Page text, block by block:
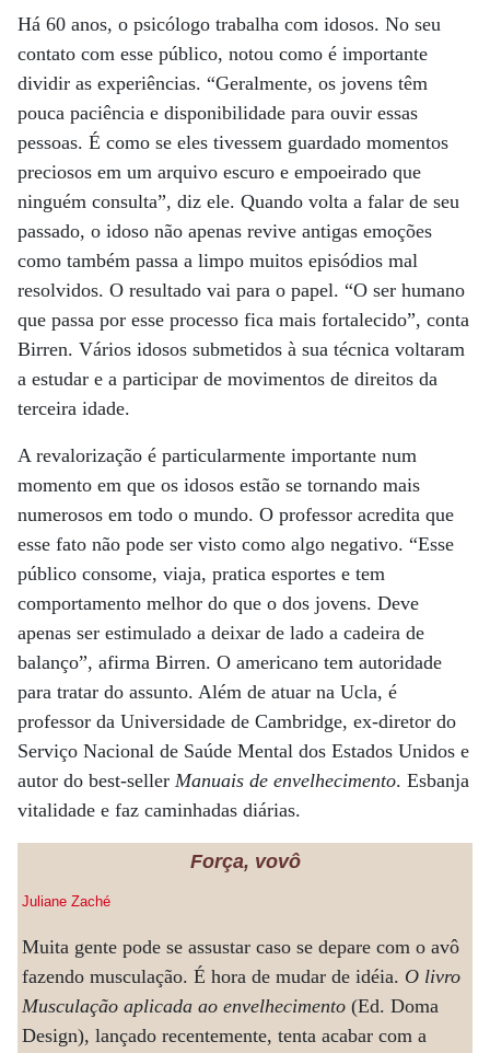
Há 60 anos, o psicólogo trabalha com idosos. No seu
contato com esse público, notou como é importante
dividir as experiências. “Geralmente, os jovens têm
pouca paciência e disponibilidade para ouvir essas
pessoas. É como se eles tivessem guardado momentos
preciosos em um arquivo escuro e empoeirado que
ninguém consulta”, diz ele. Quando volta a falar de seu
passado, o idoso não apenas revive antigas emoções
como também passa a limpo muitos episódios mal
resolvidos. O resultado vai para o papel. “O ser humano
que passa por esse processo fica mais fortalecido”, conta
Birren. Vários idosos submetidos à sua técnica voltaram
a estudar e a participar de movimentos de direitos da
terceira idade.
A revalorização é particularmente importante num
momento em que os idosos estão se tornando mais
numerosos em todo o mundo. O professor acredita que
esse fato não pode ser visto como algo negativo. “Esse
público consome, viaja, pratica esportes e tem
comportamento melhor do que o dos jovens. Deve
apenas ser estimulado a deixar de lado a cadeira de
balanço”, afirma Birren. O americano tem autoridade
para tratar do assunto. Além de atuar na Ucla, é
professor da Universidade de Cambridge, ex-diretor do
Serviço Nacional de Saúde Mental dos Estados Unidos e
autor do best-seller Manuais de envelhecimento. Esbanja
vitalidade e faz caminhadas diárias.
Força, vovô
Juliane Zaché
Muita gente pode se assustar caso se depare com o avô
fazendo musculação. É hora de mudar de idéia. O livro
Musculação aplicada ao envelhecimento (Ed. Doma
Design), lançado recentemente, tenta acabar com a